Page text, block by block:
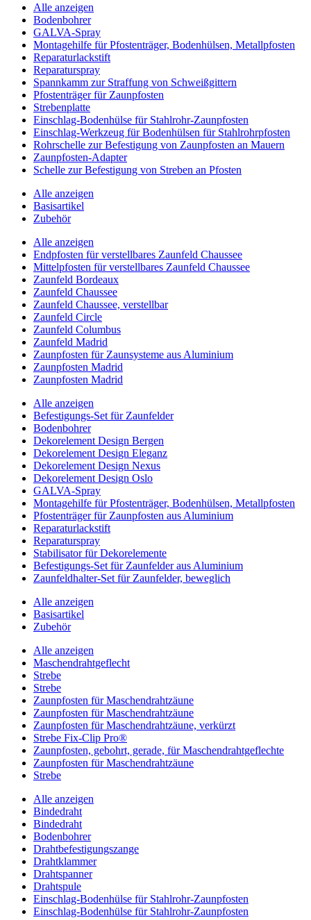
Alle anzeigen
Bodenbohrer
GALVA-Spray
Montagehilfe für Pfostenträger, Bodenhülsen, Metallpfosten
Reparaturlackstift
Reparaturspray
Spannkamm zur Straffung von Schweißgittern
Pfostenträger für Zaunpfosten
Strebenplatte
Einschlag-Bodenhülse für Stahlrohr-Zaunpfosten
Einschlag-Werkzeug für Bodenhülsen für Stahlrohrpfosten
Rohrschelle zur Befestigung von Zaunpfosten an Mauern
Zaunpfosten-Adapter
Schelle zur Befestigung von Streben an Pfosten
Alle anzeigen
Basisartikel
Zubehör
Alle anzeigen
Endpfosten für verstellbares Zaunfeld Chaussee
Mittelpfosten für verstellbares Zaunfeld Chaussee
Zaunfeld Bordeaux
Zaunfeld Chaussee
Zaunfeld Chaussee, verstellbar
Zaunfeld Circle
Zaunfeld Columbus
Zaunfeld Madrid
Zaunpfosten für Zaunsysteme aus Aluminium
Zaunpfosten Madrid
Zaunpfosten Madrid
Alle anzeigen
Befestigungs-Set für Zaunfelder
Bodenbohrer
Dekorelement Design Bergen
Dekorelement Design Eleganz
Dekorelement Design Nexus
Dekorelement Design Oslo
GALVA-Spray
Montagehilfe für Pfostenträger, Bodenhülsen, Metallpfosten
Pfostenträger für Zaunpfosten aus Aluminium
Reparaturlackstift
Reparaturspray
Stabilisator für Dekorelemente
Befestigungs-Set für Zaunfelder aus Aluminium
Zaunfeldhalter-Set für Zaunfelder, beweglich
Alle anzeigen
Basisartikel
Zubehör
Alle anzeigen
Maschendrahtgeflecht
Strebe
Strebe
Zaunpfosten für Maschendrahtzäune
Zaunpfosten für Maschendrahtzäune
Zaunpfosten für Maschendrahtzäune, verkürzt
Strebe Fix-Clip Pro®
Zaunpfosten, gebohrt, gerade, für Maschendrahtgeflechte
Zaunpfosten für Maschendrahtzäune
Strebe
Alle anzeigen
Bindedraht
Bindedraht
Bodenbohrer
Drahtbefestigungszange
Drahtklammer
Drahtspanner
Drahtspule
Einschlag-Bodenhülse für Stahlrohr-Zaunpfosten
Einschlag-Bodenhülse für Stahlrohr-Zaunpfosten